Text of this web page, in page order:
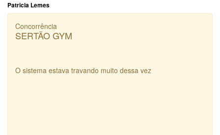
Patricia Lemes
Concorrência
SERTÃO GYM
O sistema estava travando muito dessa vez